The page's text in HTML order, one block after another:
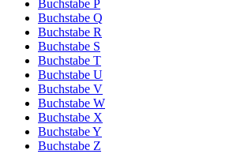
Buchstabe P
Buchstabe Q
Buchstabe R
Buchstabe S
Buchstabe T
Buchstabe U
Buchstabe V
Buchstabe W
Buchstabe X
Buchstabe Y
Buchstabe Z